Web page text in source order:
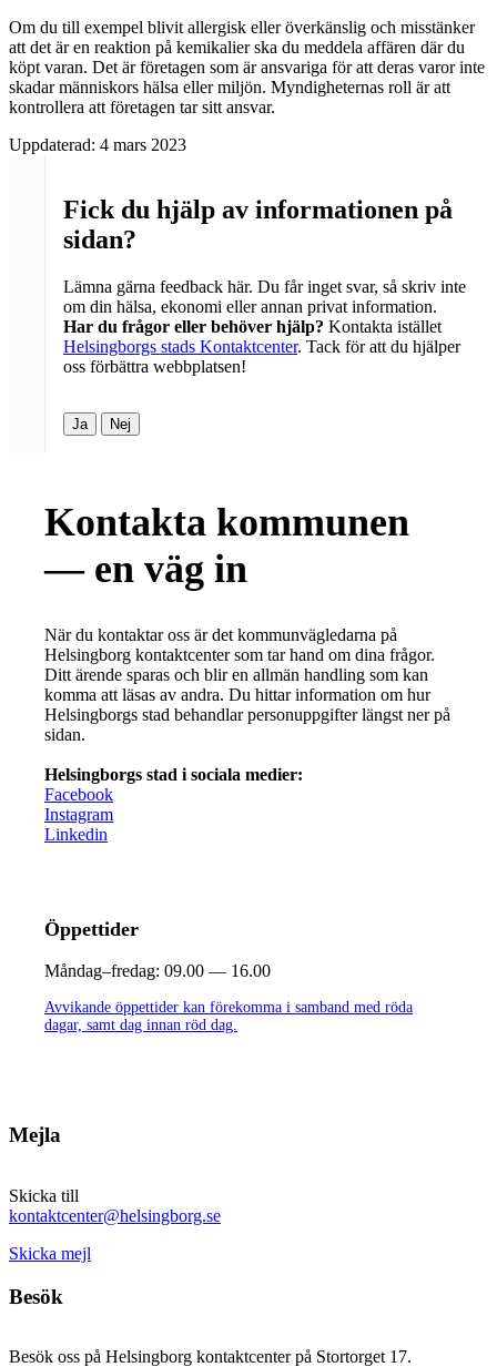
Om du till exempel blivit allergisk eller överkänslig och misstänker
att det är en reaktion på kemikalier ska du meddela affären där du
köpt varan. Det är företagen som är ansvariga för att deras varor inte
skadar människors hälsa eller miljön. Myndigheternas roll är att
kontrollera att företagen tar sitt ansvar.
Uppdaterad: 4 mars 2023
Fick du hjälp av informationen på
sidan?
Lämna gärna feedback här. Du får inget svar, så skriv inte
om din hälsa, ekonomi eller annan privat information.
Har du frågor eller behöver hjälp? Kontakta istället
Helsingborgs stads Kontaktcenter. Tack för att du hjälper
oss förbättra webbplatsen!
Ja Nej
Kontakta kommunen
— en väg in
När du kontaktar oss är det kommunvägledarna på
Helsingborg kontaktcenter som tar hand om dina frågor.
Ditt ärende sparas och blir en allmän handling som kan
komma att läsas av andra. Du hittar information om hur
Helsingborgs stad behandlar personuppgifter längst ner på
sidan.
Helsingborgs stad i sociala medier:
Facebook
Instagram
Linkedin
Öppettider
Måndag–fredag: 09.00 — 16.00
Avvikande öppettider kan förekomma i samband med röda
dagar, samt dag innan röd dag.
Mejla
Skicka till
kontaktcenter@helsingborg.se
Skicka mejl
Besök
Besök oss på Helsingborg kontaktcenter på Stortorget 17.